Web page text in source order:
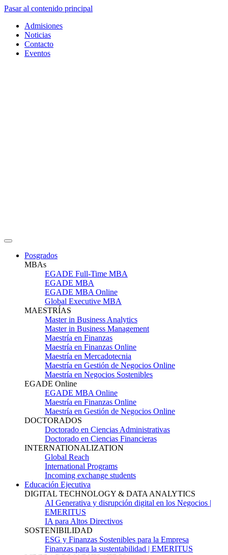
Pasar al contenido principal
Admisiones
Noticias
Contacto
Eventos
Posgrados
MBAs
EGADE Full-Time MBA
EGADE MBA
EGADE MBA Online
Global Executive MBA
MAESTRÍAS
Master in Business Analytics
Master in Business Management
Maestría en Finanzas
Maestría en Finanzas Online
Maestría en Mercadotecnia
Maestría en Gestión de Negocios Online
Maestría en Negocios Sostenibles
EGADE Online
EGADE MBA Online
Maestría en Finanzas Online
Maestría en Gestión de Negocios Online
DOCTORADOS
Doctorado en Ciencias Administrativas
Doctorado en Ciencias Financieras
INTERNATIONALIZATION
Global Reach
International Programs
Incoming exchange students
Educación Ejecutiva
DIGITAL TECHNOLOGY & DATA ANALYTICS
AI Generativa y disrupción digital en los Negocios |
EMERITUS
IA para Altos Directivos
SOSTENIBILIDAD
ESG y Finanzas Sostenibles para la Empresa
Finanzas para la sustentabilidad | EMERITUS